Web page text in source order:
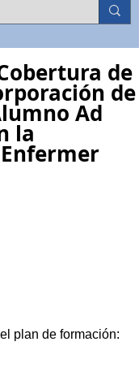
de
de
Ad
la
plan de formación: